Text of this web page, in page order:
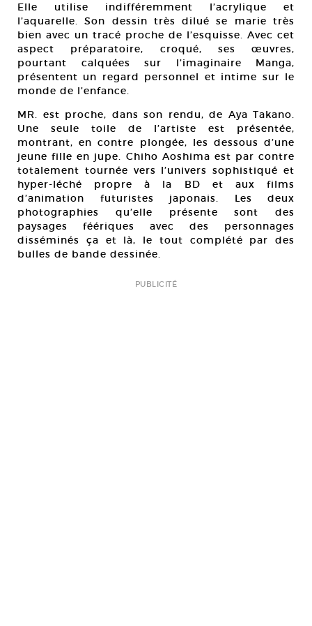
Elle utilise indifféremment l’acrylique et
l’aquarelle. Son dessin très dilué se marie très
bien avec un tracé proche de l’esquisse. Avec cet
aspect préparatoire, croqué, ses œuvres,
pourtant calquées sur l’imaginaire Manga,
présentent un regard personnel et intime sur le
monde de l’enfance.
MR. est proche, dans son rendu, de Aya Takano.
Une seule toile de l’artiste est présentée,
montrant, en contre plongée, les dessous d’une
jeune fille en jupe. Chiho Aoshima est par contre
totalement tournée vers l’univers sophistiqué et
hyper-léché propre à la BD et aux films
d’animation futuristes japonais. Les deux
photographies qu’elle présente sont des
paysages féériques avec des personnages
disséminés ça et là, le tout complété par des
bulles de bande dessinée.
PUBLICITÉ